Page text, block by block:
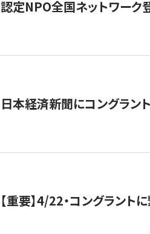
認定NPO全国ネットワーク
日本経済新聞にコングラン
【重要】4/22・コングラント